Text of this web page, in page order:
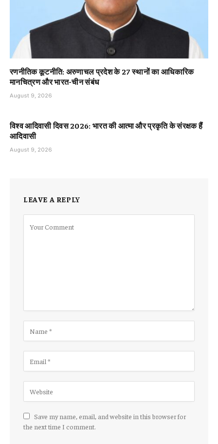
रणनीतिक कूटनीति: अरुणाचल प्रदेश के 27 स्थानों का आधिकारिक
मानचित्रण और भारत-चीन संबंध
August 9, 2026
विश्व आदिवासी दिवस 2026: भारत की आत्मा और प्रकृति के संरक्षक हैं
आदिवासी
August 9, 2026
LEAVE A REPLY
Save my name, email, and website in this browser for
the next time I comment.